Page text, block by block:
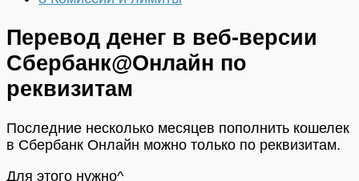
Перевод денег в веб-версии
Сбербанк@Онлайн по
реквизитам
Последние несколько месяцев пополнить кошелек
в Сбербанк Онлайн можно только по реквизитам.
Для этого нужно^